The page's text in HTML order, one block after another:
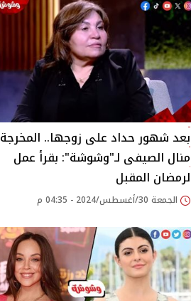
بعد شهور حداد على زوجها.. المخرجة
منال الصيفى لـ"وشوشة": بقرأ عمل
لرمضان المقبل‎
الجمعة 30/أغسطس/2024 - 04:35 م